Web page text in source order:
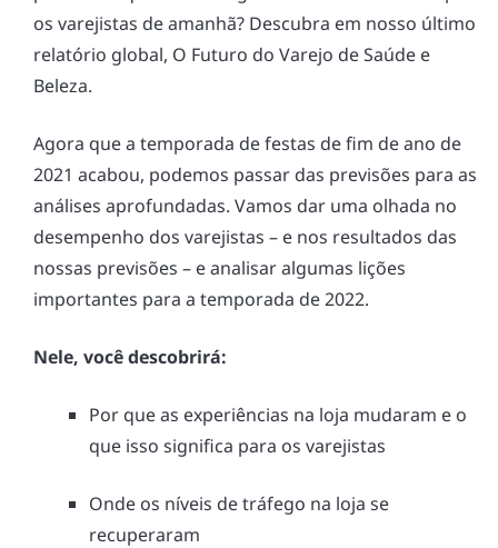
os varejistas de amanhã? Descubra em nosso último
relatório global, O Futuro do Varejo de Saúde e
Beleza.
Agora que a temporada de festas de fim de ano de
2021 acabou, podemos passar das previsões para as
análises aprofundadas. Vamos dar uma olhada no
desempenho dos varejistas – e nos resultados das
nossas previsões – e analisar algumas lições
importantes para a temporada de 2022.
Nele, você descobrirá:
Por que as experiências na loja mudaram e o
que isso significa para os varejistas
Onde os níveis de tráfego na loja se
recuperaram